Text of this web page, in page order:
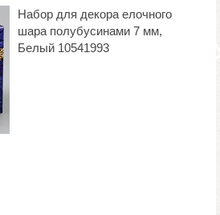
Набор для декора елочного
шара полубусинами 7 мм,
Белый 10541993